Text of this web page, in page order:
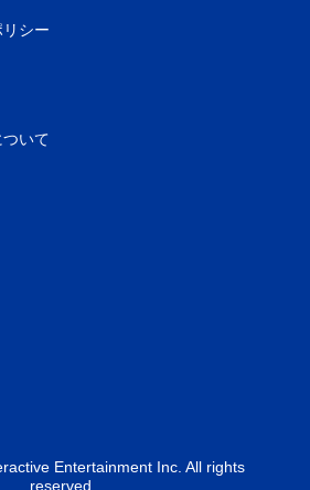
シー
いて
Entertainment Inc. All rights
reserved.